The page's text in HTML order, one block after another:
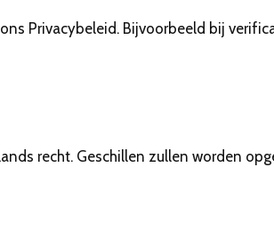
Privacybeleid. Bijvoorbeeld bij
recht. Geschillen zullen worden